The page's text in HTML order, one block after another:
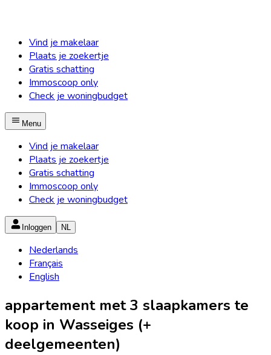
Vind je makelaar
Plaats je zoekertje
Gratis schatting
Immoscoop only
Check je woningbudget
Menu
Vind je makelaar
Plaats je zoekertje
Gratis schatting
Immoscoop only
Check je woningbudget
Inloggen NL
Nederlands
Français
English
appartement met 3 slaapkamers te
koop in Wasseiges (+
deelgemeenten)